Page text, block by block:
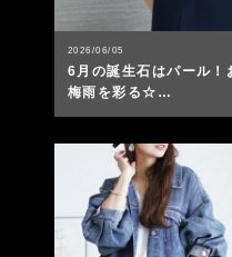
2026/06/05
6月の誕生石はパール！
梅雨を彩る☆…